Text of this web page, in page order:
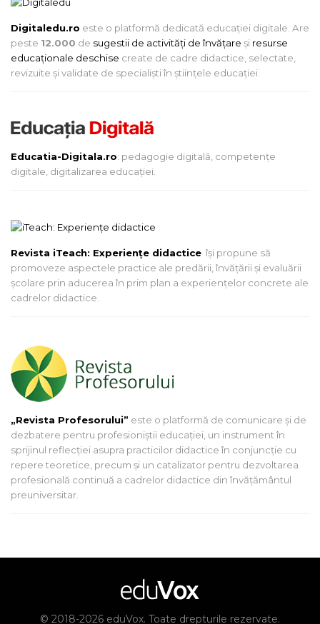
Digitaledu.ro este o platformă dedicată educației digitale. Are
peste 12.000 de sugestii de activități de învățare și resurse
educaționale deschise create de cadre didactice, selectate,
revizuite și validate de specialiști în științele educației.
Educatia-Digitala.ro: pedagogie digitală, competențe
digitale, digitalizarea educației.
Revista iTeach: Experienţe didactice îşi propune să
promoveze aspectele practice ale predării, învăţării şi evaluării
şcolare prin aducerea în prim plan a experienţelor concrete ale
cadrelor didactice.
„Revista Profesorului” este o platformă de comunicare și de
dezbatere pentru profesioniștii educației, un instrument în
sprijinul reflecției asupra practicilor didactice în conjuncție cu
repere teoretice, precum și un catalizator pentru dezvoltarea
profesională continuă a cadrelor didactice din învățământul
preuniversitar.
© 2018-2026 eduVox. Toate drepturile rezervate.